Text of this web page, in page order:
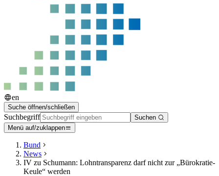
en
Suche öffnen/schließen
Suchbegriff
Suchen
Menü auf/zuklappen
Bund
News
IV zu Schumann: Lohntransparenz darf nicht zur „Bürokratie-
Keule“ werden